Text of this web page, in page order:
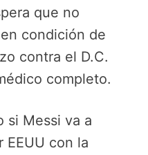
que no
condición de
contra el D.C.
completo.
si Messi va a
EEUU con la